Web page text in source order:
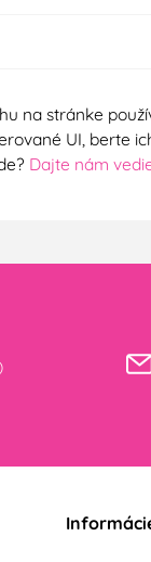
na stránke
UI, berte
Dajte nám